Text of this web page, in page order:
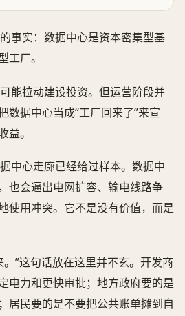
事实：数据中心是资本密集型基
工厂。
能拉动建设投资。但运营阶段并
数据中心当成“工厂回来了”来宣
益。
中心走廊已经给过样本。数据中
也会逼出电网扩容、输电线路争
使用冲突。它不是没有价值，而是
”这句话放在这里并不玄。开发商
电力和更快审批；地方政府要的是
居民要的是不要把公共账单摊到自